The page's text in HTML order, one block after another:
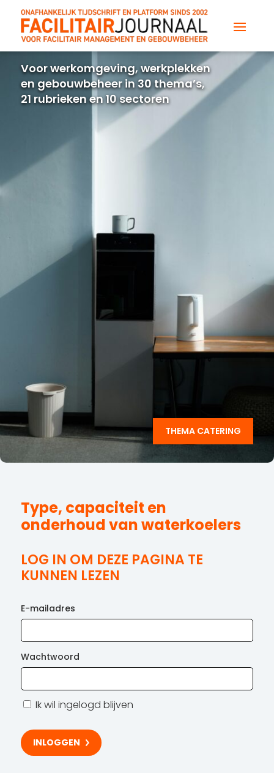
Voor werkomgeving, werkplekken
en gebouwbeheer in 30 thema’s,
21 rubrieken en 10 sectoren
THEMA CATERING
Type, capaciteit en
onderhoud van waterkoelers
LOG IN OM DEZE PAGINA TE
KUNNEN LEZEN
E-mailadres
Wachtwoord
Ik wil ingelogd blijven